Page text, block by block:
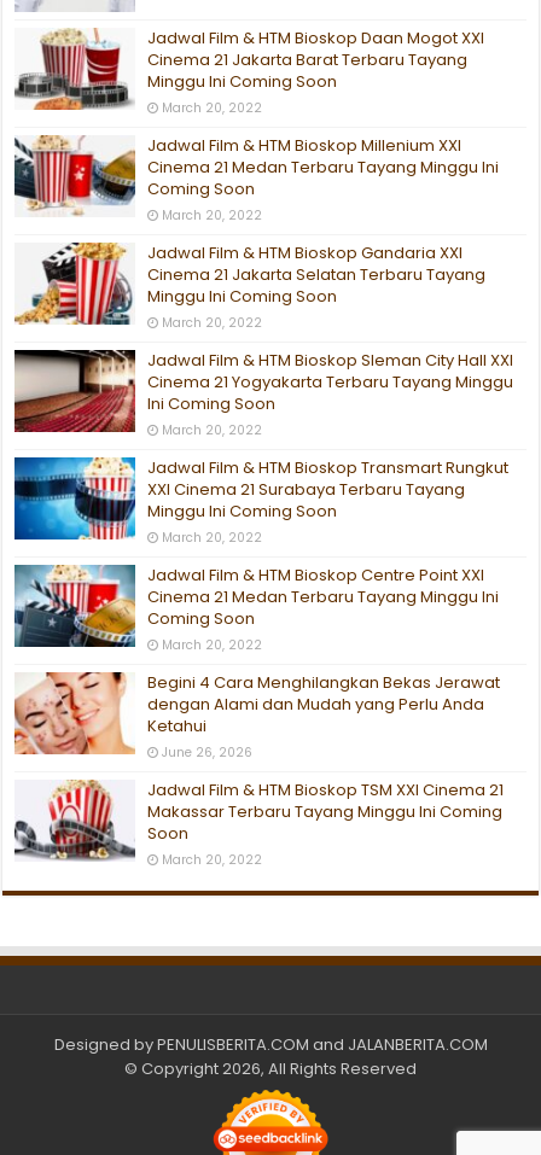
Jadwal Film & HTM Bioskop Daan Mogot XXI
Cinema 21 Jakarta Barat Terbaru Tayang
Minggu Ini Coming Soon
March 20, 2022
Jadwal Film & HTM Bioskop Millenium XXI
Cinema 21 Medan Terbaru Tayang Minggu Ini
Coming Soon
March 20, 2022
Jadwal Film & HTM Bioskop Gandaria XXI
Cinema 21 Jakarta Selatan Terbaru Tayang
Minggu Ini Coming Soon
March 20, 2022
Jadwal Film & HTM Bioskop Sleman City Hall XXI
Cinema 21 Yogyakarta Terbaru Tayang Minggu
Ini Coming Soon
March 20, 2022
Jadwal Film & HTM Bioskop Transmart Rungkut
XXI Cinema 21 Surabaya Terbaru Tayang
Minggu Ini Coming Soon
March 20, 2022
Jadwal Film & HTM Bioskop Centre Point XXI
Cinema 21 Medan Terbaru Tayang Minggu Ini
Coming Soon
March 20, 2022
Begini 4 Cara Menghilangkan Bekas Jerawat
dengan Alami dan Mudah yang Perlu Anda
Ketahui
June 26, 2026
Jadwal Film & HTM Bioskop TSM XXI Cinema 21
Makassar Terbaru Tayang Minggu Ini Coming
Soon
March 20, 2022
Designed byPENULISBERITA.COM and JALANBERITA.COM
© Copyright 2026, All Rights Reserved